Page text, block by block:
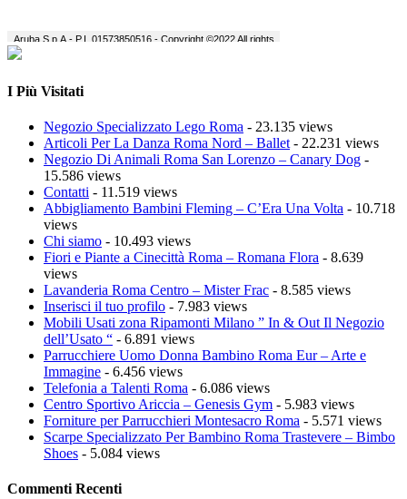
I Più Visitati
Negozio Specializzato Lego Roma - 23.135 views
Articoli Per La Danza Roma Nord – Ballet - 22.231 views
Negozio Di Animali Roma San Lorenzo – Canary Dog -
15.586 views
Contatti - 11.519 views
Abbigliamento Bambini Fleming – C’Era Una Volta - 10.718
views
Chi siamo - 10.493 views
Fiori e Piante a Cinecittà Roma – Romana Flora - 8.639
views
Lavanderia Roma Centro – Mister Frac - 8.585 views
Inserisci il tuo profilo - 7.983 views
Mobili Usati zona Ripamonti Milano ” In & Out Il Negozio
dell’Usato “ - 6.891 views
Parrucchiere Uomo Donna Bambino Roma Eur – Arte e
Immagine - 6.456 views
Telefonia a Talenti Roma - 6.086 views
Centro Sportivo Ariccia – Genesis Gym - 5.983 views
Forniture per Parrucchieri Montesacro Roma - 5.571 views
Scarpe Specializzato Per Bambino Roma Trastevere – Bimbo
Shoes - 5.084 views
Commenti Recenti